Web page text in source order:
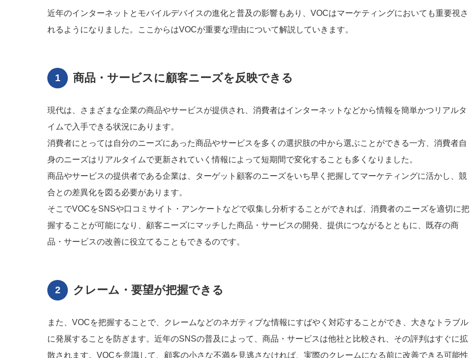
近年のインターネットとモバイルデバイスの進化と普及の影響もあり、VOCはマーケティングにおいても重要視さ
れるようになりました。ここからはVOCが重要な理由について解説していきます。
商品・サービスに顧客ニーズを反映できる
現代は、さまざまな企業の商品やサービスが提供され、消費者はインターネットなどから情報を簡単かつリアルタ
イムで入手できる状況にあります。
消費者にとっては自分のニーズにあった商品やサービスを多くの選択肢の中から選ぶことができる一方、消費者自
身のニーズはリアルタイムで更新されていく情報によって短期間で変化することも多くなりました。
商品やサービスの提供者である企業は、ターゲット顧客のニーズをいち早く把握してマーケティングに活かし、競
合との差異化を図る必要があります。
そこでVOCをSNSや口コミサイト・アンケートなどで収集し分析することができれば、消費者のニーズを適切に把
握することが可能になり、顧客ニーズにマッチした商品・サービスの開発、提供につながるとともに、既存の商
品・サービスの改善に役立てることもできるのです。
クレーム・要望が把握できる
また、VOCを把握することで、クレームなどのネガティブな情報にすばやく対応することができ、大きなトラブル
に発展することを防ぎます。近年のSNSの普及によって、商品・サービスは他社と比較され、その評判はすぐに拡
散されます。VOCを意識して、顧客の小さな不満を見逃さなければ、実際のクレームになる前に改善できる可能性